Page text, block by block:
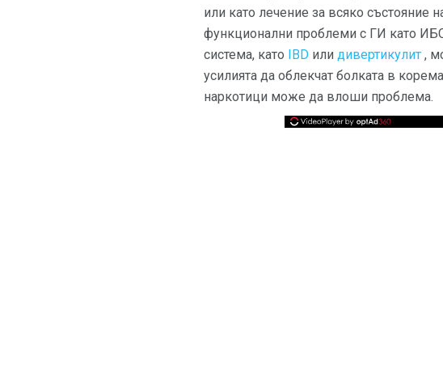
или като лечение за всяко състояние
функционални проблеми с ГИ като
система, като IBD или дивертикулит ,
усилията да облекчат болката в
наркотици може да влоши проблема.